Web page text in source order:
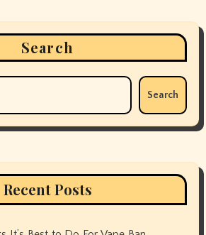
Search
Search
Recent Posts